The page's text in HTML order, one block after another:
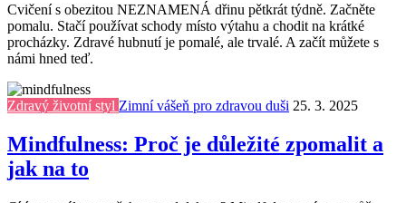
Cvičení s obezitou NEZNAMENÁ dřinu pětkrát týdně. Začněte
pomalu. Stačí používat schody místo výtahu a chodit na krátké
procházky. Zdravé hubnutí je pomalé, ale trvalé. A začít můžete s
námi hned teď.
Zdravý životní styl Zimní vášeň pro zdravou duši 25. 3. 2025
Mindfulness: Proč je důležité zpomalit a
jak na to